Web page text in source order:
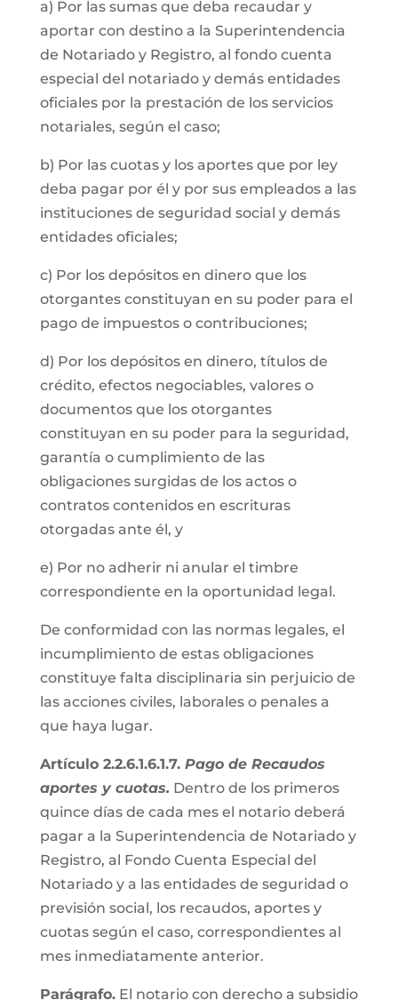
a) Por las sumas que deba recaudar y
aportar con destino a la Superintendencia
de Notariado y Registro, al fondo cuenta
especial del notariado y demás entidades
oficiales por la prestación de los servicios
notariales, según el caso;
b) Por las cuotas y los aportes que por ley
deba pagar por él y por sus empleados a las
instituciones de seguridad social y demás
entidades oficiales;
c) Por los depósitos en dinero que los
otorgantes constituyan en su poder para el
pago de impuestos o contribuciones;
d) Por los depósitos en dinero, títulos de
crédito, efectos negociables, valores o
documentos que los otorgantes
constituyan en su poder para la seguridad,
garantía o cumplimiento de las
obligaciones surgidas de los actos o
contratos contenidos en escrituras
otorgadas ante él, y
e) Por no adherir ni anular el timbre
correspondiente en la oportunidad legal.
De conformidad con las normas legales, el
incumplimiento de estas obligaciones
constituye falta disciplinaria sin perjuicio de
las acciones civiles, laborales o penales a
que haya lugar.
Artículo 2.2.6.1.6.1.7. Pago de Recaudos
aportes y cuotas. Dentro de los primeros
quince días de cada mes el notario deberá
pagar a la Superintendencia de Notariado y
Registro, al Fondo Cuenta Especial del
Notariado y a las entidades de seguridad o
previsión social, los recaudos, aportes y
cuotas según el caso, correspondientes al
mes inmediatamente anterior.
Parágrafo.El notario con derecho a subsidio